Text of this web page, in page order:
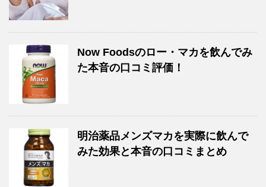
Now Foodsのロー・マカを飲んでみ
た本音の口コミ評価！
明治薬品メンズマカを実際に飲んで
みた効果と本音の口コミまとめ